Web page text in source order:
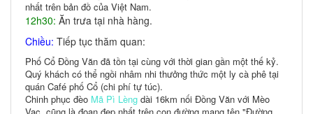
nhất trên bản đồ của Việt Nam.
12h30: Ăn trưa tại nhà hàng.
Chiều: Tiếp tục thăm quan:
Phố Cổ Đồng Văn đã tồn tại cùng với thời gian gần một thế kỷ.
Quý khách có thể ngồi nhâm nhi thưởng thức một ly cà phê tại
quán Café phố Cổ (chi phí tự túc).
Chinh phục đèo Mã Pì Lèng dài 16km nối Đồng Văn với Mèo